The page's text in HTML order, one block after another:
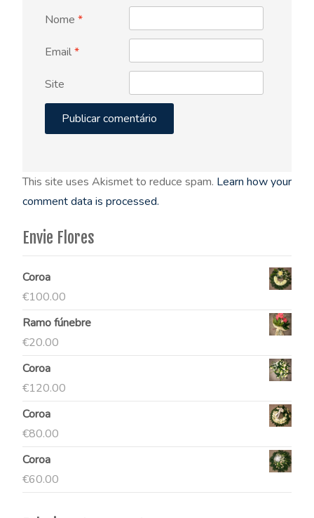
Nome *
Email*
Site
This site uses Akismet to reduce spam. Learn how your
comment data is processed.
Envie Flores
Coroa
€100.00
Ramo fúnebre
€20.00
Coroa
€120.00
Coroa
€80.00
Coroa
€60.00